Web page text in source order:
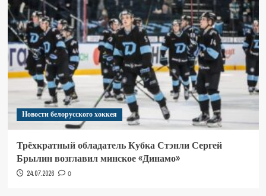
Новости белорусского хоккея
Трёхкратный обладатель Кубка Стэнли Сергей
Брылин возглавил минское «Динамо»
24.07.2026 0